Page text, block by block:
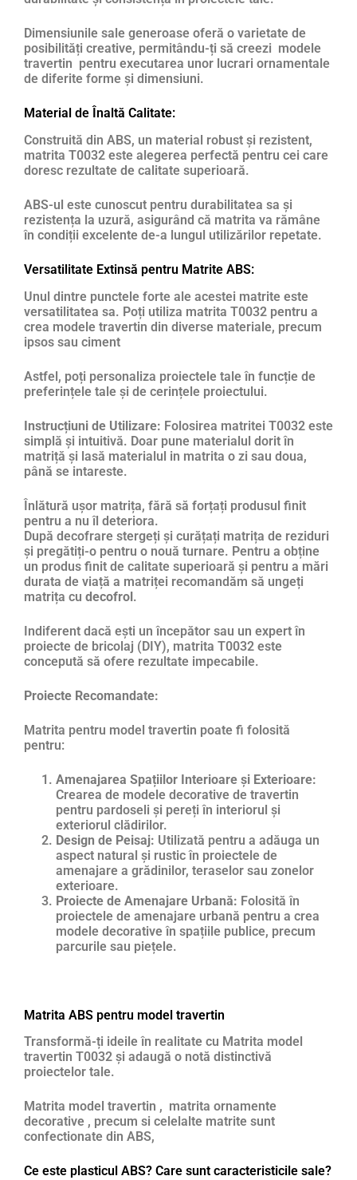
Dimensiunile sale generoase oferă o varietate de
posibilități creative, permitându-ți să creezi modele
travertin pentru executarea unor lucrari ornamentale
de diferite forme și dimensiuni.
Material de Înaltă Calitate:
Construită din ABS, un material robust și rezistent,
matrita T0032 este alegerea perfectă pentru cei care
doresc rezultate de calitate superioară.
ABS-ul este cunoscut pentru durabilitatea sa și
rezistența la uzură, asigurând că matrita va rămâne
în condiții excelente de-a lungul utilizărilor repetate.
Versatilitate Extinsă pentru Matrite ABS:
Unul dintre punctele forte ale acestei matrite este
versatilitatea sa. Poți utiliza matrita T0032 pentru a
crea modele travertin din diverse materiale, precum
ipsos sau ciment
Astfel, poți personaliza proiectele tale în funcție de
preferințele tale și de cerințele proiectului.
Instrucțiuni de Utilizare: Folosirea matritei T0032 este
simplă și intuitivă. Doar pune materialul dorit în
matriță și lasă materialul in matrita o zi sau doua,
până se intareste.
Înlătură ușor matrița, fără să forțați produsul finit
pentru a nu îl deteriora.
După decofrare stergeți și curățați matrița de reziduri
și pregătiți-o pentru o nouă turnare. Pentru a obține
un produs finit de calitate superioară și pentru a mări
durata de viață a matriței recomandăm să ungeți
matrița cu decofrol.
Indiferent dacă ești un începător sau un expert în
proiecte de bricolaj (DIY), matrita T0032 este
concepută să ofere rezultate impecabile.
Proiecte Recomandate:
Matrita pentru model travertin poate fi folosită
pentru:
Amenajarea Spațiilor Interioare și Exterioare:
Crearea de modele decorative de travertin
pentru pardoseli și pereți în interiorul și
exteriorul clădirilor.
Design de Peisaj: Utilizată pentru a adăuga un
aspect natural și rustic în proiectele de
amenajare a grădinilor, teraselor sau zonelor
exterioare.
Proiecte de Amenajare Urbană: Folosită în
proiectele de amenajare urbană pentru a crea
modele decorative în spațiile publice, precum
parcurile sau piețele.
Matrita ABS pentru model travertin
Transformă-ți ideile în realitate cu Matrita model
travertin T0032 și adaugă o notă distinctivă
proiectelor tale.
Matrita model travertin , matrita ornamente
decorative , precum si celelalte matrite sunt
confectionate din ABS,
Ce este plasticul ABS? Care sunt caracteristicile sale?